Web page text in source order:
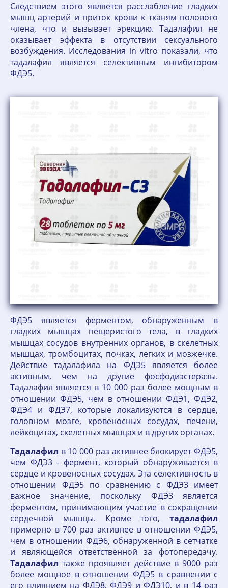
Следствием этого является расслабление гладких
мышц артерий и приток крови к тканям полового
члена, что и вызывает эрекцию. Тадалафил не
оказывает эффекта в отсутствии сексуального
возбуждения. Исследования in vitro показали, что
тадалафил является селективным ингибитором
ФДЭ5.
ФДЭ5 является ферментом, обнаруженным в
гладких мышцах пещеристого тела, в гладких
мышцах сосудов внутренних органов, в скелетных
мышцах, тромбоцитах, почках, легких и мозжечке.
Действие тадалафила на ФДЭ5 является более
активным, чем на другие фосфодиэстеразы.
Тадалафил является в 10 000 раз более мощным в
отношении ФДЭ5, чем в отношении ФДЭ1, ФДЭ2,
ФДЭ4 и ФДЭ7, которые локализуются в сердце,
головном мозге, кровеносных сосудах, печени,
лейкоцитах, скелетных мышцах и в других органах.
Тадалафил в 10 000 раз активнее блокирует ФДЭ5,
чем ФДЭ3 - фермент, который обнаруживается в
сердце и кровеносных сосудах. Эта селективность в
отношении ФДЭ5 по сравнению с ФДЭ3 имеет
важное значение, поскольку ФДЭ3 является
ферментом, принимающим участие в сокращении
сердечной мышцы. Кроме того, тадалафил
примерно в 700 раз активнее в отношении ФДЭ5,
чем в отношении ФДЭ6, обнаруженной в сетчатке
и являющейся ответственной за фотопередачу.
Тадалафил также проявляет действие в 9000 раз
более мощное в отношении ФДЭ5 в сравнении с
его влиянием на ФДЭ8, ФДЭ9 и ФДЭ10, и в 14 раз